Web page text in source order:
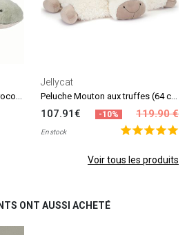
Jellycat
107.91€ -10% 119.90 €
En stock
Voir tous les produits
ONT AUSSI ACHETÉ